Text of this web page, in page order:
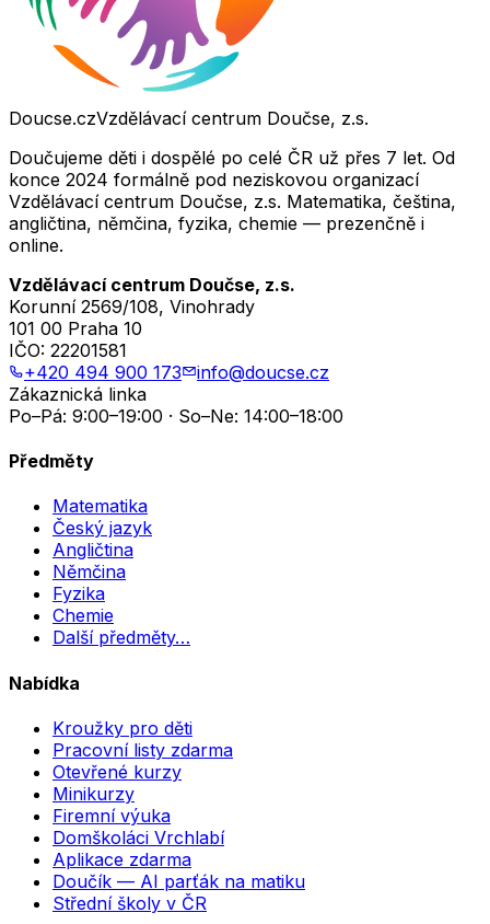
Doucse.czVzdělávací centrum Doučse, z.s.
Doučujeme děti i dospělé po celé ČR už přes 7 let. Od
konce 2024 formálně pod neziskovou organizací
Vzdělávací centrum Doučse, z.s. Matematika, čeština,
angličtina, němčina, fyzika, chemie — prezenčně i
online.
Vzdělávací centrum Doučse, z.s.
Korunní 2569/108, Vinohrady
101 00 Praha 10
IČO: 22201581
+420 494 900 173
info@doucse.cz
Zákaznická linka
Po–Pá: 9:00–19:00 · So–Ne: 14:00–18:00
Předměty
Matematika
Český jazyk
Angličtina
Němčina
Fyzika
Chemie
Další předměty…
Nabídka
Kroužky pro děti
Pracovní listy zdarma
Otevřené kurzy
Minikurzy
Firemní výuka
Domškoláci Vrchlabí
Aplikace zdarma
Doučík — AI parťák na matiku
Střední školy v ČR